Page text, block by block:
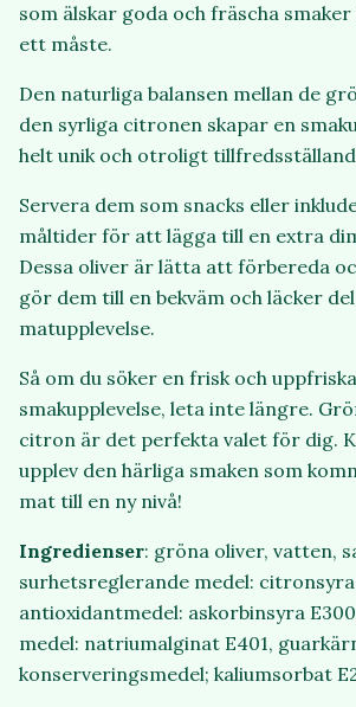
som älskar goda och fräscha
ett måste.
Den naturliga balansen mellan de
den syrliga citronen skapar en
helt unik och otroligt
Servera dem som snacks eller
måltider för att lägga till en extra
Dessa oliver är lätta att förbereda
gör dem till en bekväm och läcker
matupplevelse.
Så om du söker en frisk och
smakupplevelse, leta inte längre.
citron är det perfekta valet för dig.
upplev den härliga smaken som
mat till en ny nivå!
Ingredienser: gröna oliver, vatten,
surhetsreglerande medel: citronsyra
antioxidantmedel: askorbinsyra
medel: natriumalginat E401,
konserveringsmedel; kaliumsorbat